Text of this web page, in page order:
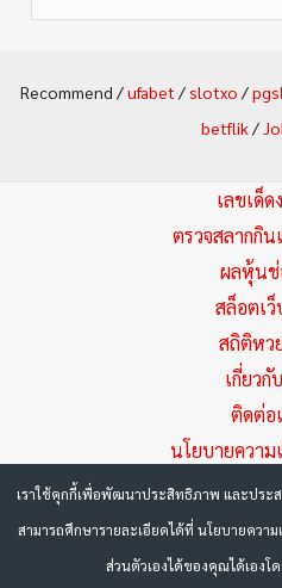
Recommend /ufabet /slotxo /
betflik/
เลขเด็ด
ตรวจสลากกิ
ผลหุ้นช่
สล็อตเว็
สถิติหว
เกี่ยวกั
ติดต่อ
นโยบายควา
Copyright © 2026 Huayza.com
เราใช้คุกกี้เพื่อพัฒนาประสิทธิภาพ และปร
สามารถศึกษารายละเอียดได้ที่ นโยบายควา
ส่วนตัวเองได้ของคุณได้เองโ